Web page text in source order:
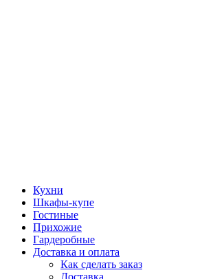
Кухни
Шкафы-купе
Гостиные
Прихожие
Гардеробные
Доставка и оплата
Как сделать заказ
Доставка